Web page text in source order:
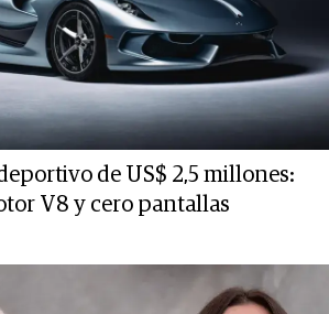
de US$ 2,5 millones:
V8 y cero pantallas